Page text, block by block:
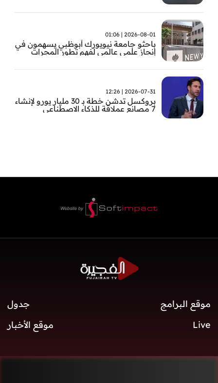
2026-08-01 | 01:06
باحثو جامعة نيويورك أبوظبي يسهمون في
إنجاز علمي عالمي لفهم تطور المجرات
2026-07-31 | 12:26
بروكسل تدشن خطة بـ 30 مليار يورو لإنشاء
7 مصانع عملاقة للذكاء الاصطناعي
موقع البرامج
جدول
Live
موقع الأخبار